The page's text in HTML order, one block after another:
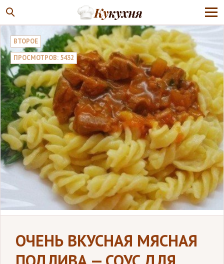
ВТОРОЕ
ПРОСМОТРОВ: 5432
ОЧЕНЬ ВКУСНАЯ МЯСНАЯ